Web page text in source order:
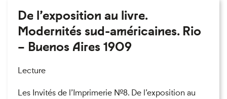
De l’exposition au livre.
Modernités sud-américaines. Rio
– Buenos Aires 1909
Lecture
Les Invités de l’Imprimerie n°8. De l’exposition au